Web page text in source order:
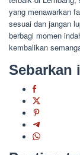
yang menawarkan
sesuai dan jangan
berbagi momen
kembalikan
Sebarkan